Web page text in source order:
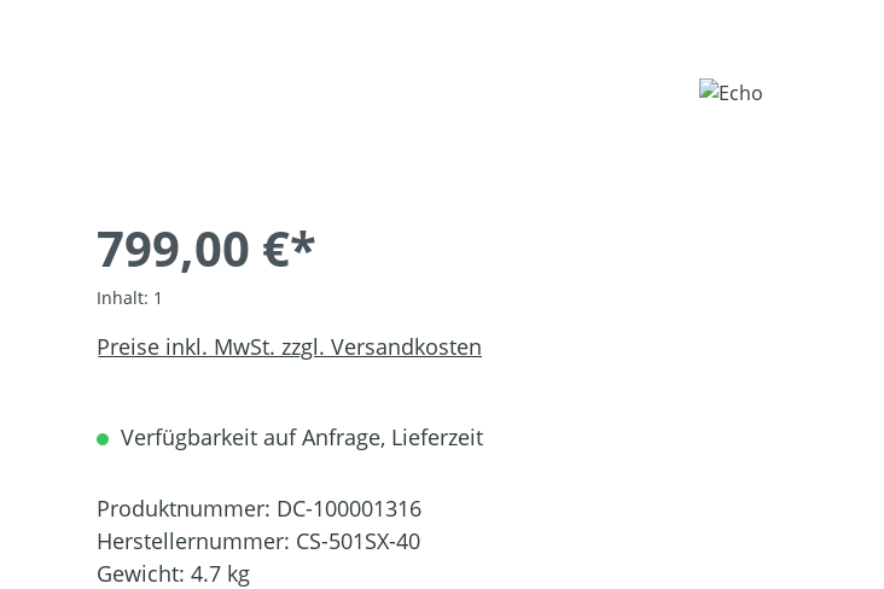
799,00 €*
Inhalt: 1
Preise inkl. MwSt. zzgl. Versandkosten
Verfügbarkeit auf Anfrage, Lieferzeit
Produktnummer: DC-100001316
Herstellernummer: CS-501SX-40
Gewicht: 4.7 kg